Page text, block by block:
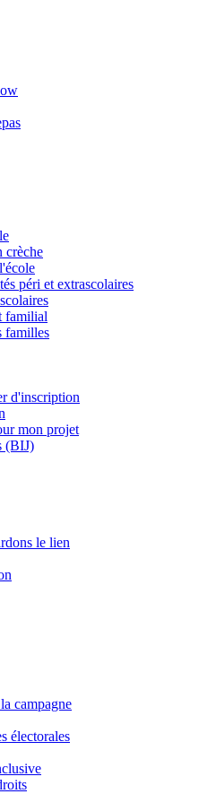
crèche
péri et extrascolaires
familial
familles
d'inscription
mon projet
(BIJ)
le lien
campagne
électorales